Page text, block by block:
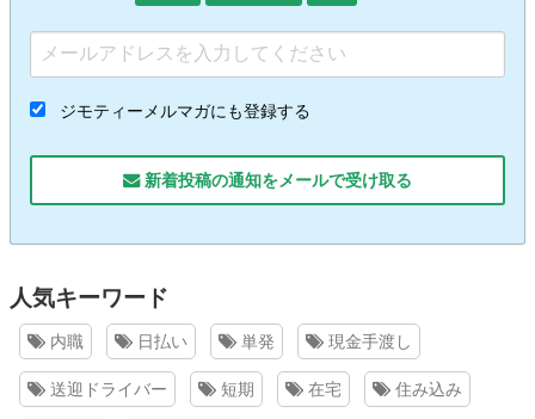
ジモティーメルマガにも登録する
新着投稿の通知をメールで受け取る
人気キーワード
内職 日払い 単発 現金手渡し
送迎ドライバー 短期 在宅 住み込み